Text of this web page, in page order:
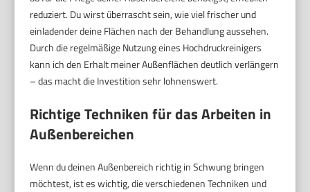
reduziert. Du wirst überrascht sein, wie viel frischer und
einladender deine Flächen nach der Behandlung aussehen.
Durch die regelmäßige Nutzung eines Hochdruckreinigers
kann ich den Erhalt meiner Außenflächen deutlich verlängern
– das macht die Investition sehr lohnenswert.
Richtige Techniken für das Arbeiten in
Außenbereichen
Wenn du deinen Außenbereich richtig in Schwung bringen
möchtest, ist es wichtig, die verschiedenen Techniken und